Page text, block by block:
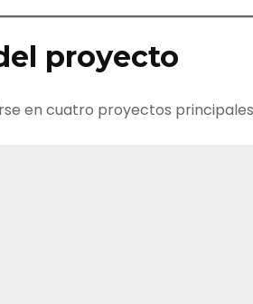
proyecto
en cuatro proyectos